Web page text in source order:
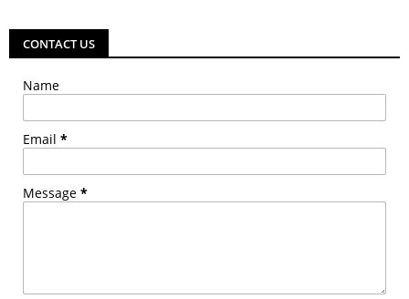
CONTACT US
Name
Email *
Message *